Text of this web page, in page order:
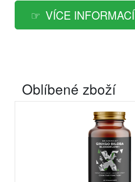
VÍCE INFORMACÍ
Oblíbené zboží